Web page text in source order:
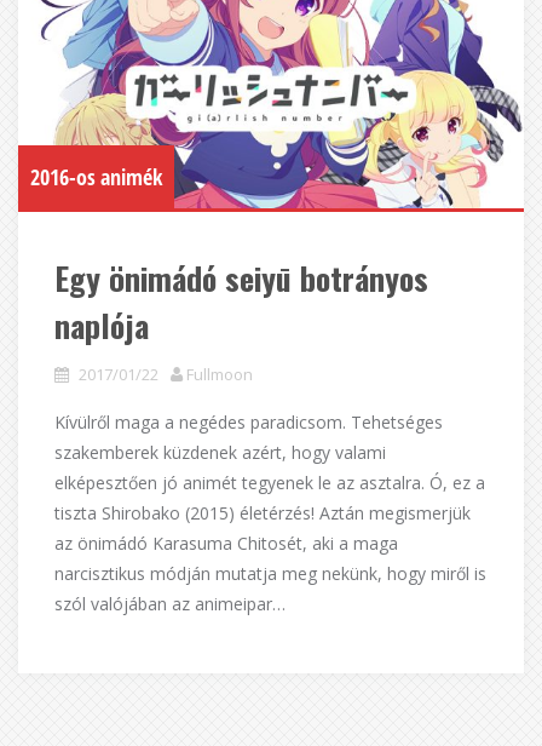
2016-os animék
Egy önimádó seiyū botrányos
naplója
2017/01/22 Fullmoon
Kívülről maga a negédes paradicsom. Tehetséges
szakemberek küzdenek azért, hogy valami
elképesztően jó animét tegyenek le az asztalra. Ó, ez a
tiszta Shirobako (2015) életérzés! Aztán megismerjük
az önimádó Karasuma Chitosét, aki a maga
narcisztikus módján mutatja meg nekünk, hogy miről is
szól valójában az animeipar…